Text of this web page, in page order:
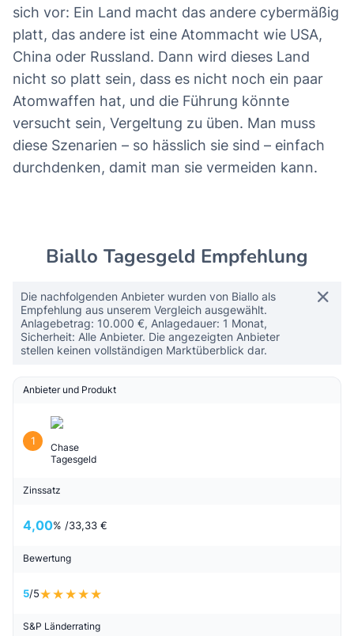
sich vor: Ein Land macht das andere cybermäßig
platt, das andere ist eine Atommacht wie USA,
China oder Russland. Dann wird dieses Land
nicht so platt sein, dass es nicht noch ein paar
Atomwaffen hat, und die Führung könnte
versucht sein, Vergeltung zu üben. Man muss
diese Szenarien – so hässlich sie sind – einfach
durchdenken, damit man sie vermeiden kann.
Biallo Tagesgeld Empfehlung
Die nachfolgenden Anbieter wurden von Biallo als
Empfehlung aus unserem Vergleich ausgewählt.
Anlagebetrag: 10.000 €, Anlagedauer: 1 Monat,
Sicherheit: Alle Anbieter. Die angezeigten Anbieter
stellen keinen vollständigen Marktüberblick dar.
Anbieter und Produkt
1
Chase
Tagesgeld
Zinssatz
4,00% /33,33 €
Bewertung
5/5
S&P Länderrating